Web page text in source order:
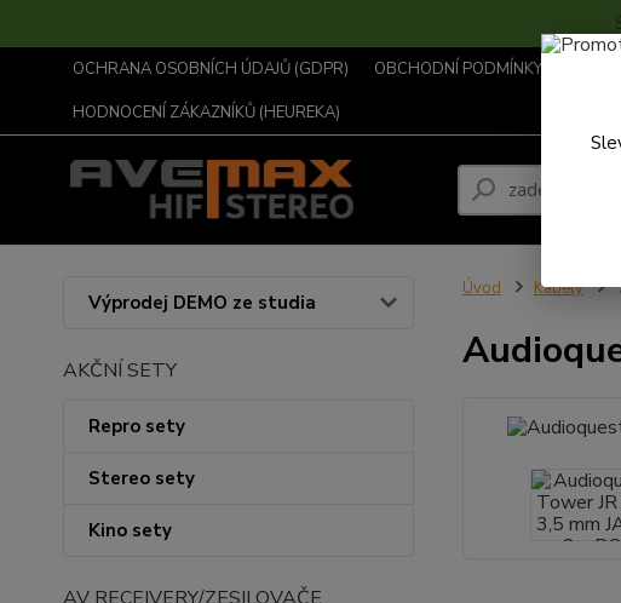
OCHRANA OSOBNÍCH ÚDAJŮ (GDPR) OBCHODNÍ PODMÍNKY ...
HODNOCENÍ ZÁKAZNÍKŮ (HEUREKA)
Výprodej DEMO ze studia
AKČNÍ SETY
Repro sety
Stereo sety
Kino sety
Úvod Kabely